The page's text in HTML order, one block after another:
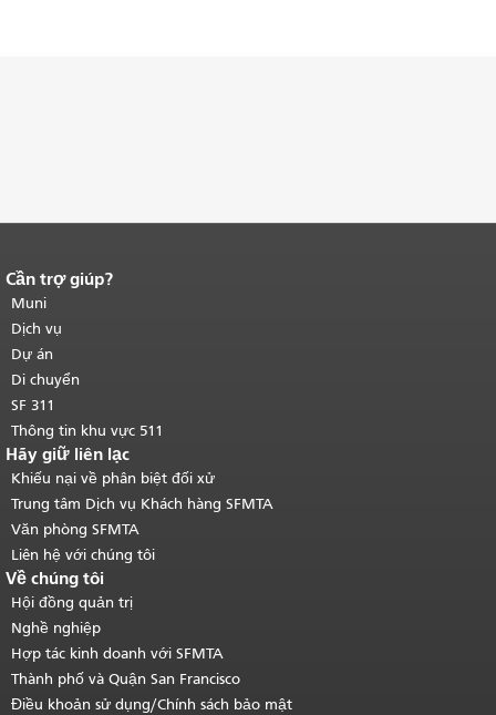
Kết thúc nội dung trang.
của trang này được lặp lại trên mọi
trang.Quay lại đầu trang nội dung
chính.
Cần trợ giúp?
Muni
Dịch vụ
Dự án
Di chuyển
SF 311
Thông tin khu vực 511
Hãy giữ liên lạc
Khiếu nại về phân biệt đối xử
Trung tâm Dịch vụ Khách hàng SFMTA
Văn phòng SFMTA
Liên hệ với chúng tôi
Về chúng tôi
Hội đồng quản trị
Nghề nghiệp
Hợp tác kinh doanh với SFMTA
Thành phố và Quận San Francisco
Điều khoản sử dụng/Chính sách bảo mật